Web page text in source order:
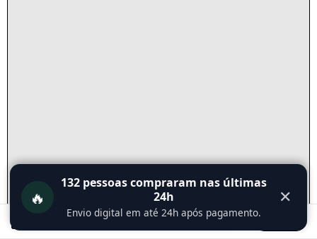
Ao navegar por este sitevocê aceita o uso de
cookies
🔥
132 pessoas compraram nas últimas
24h
Envio digital em até 24h após pagamento.
✕